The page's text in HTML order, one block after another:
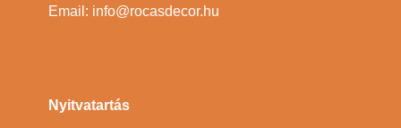
Email: info@rocasdecor.hu
Nyitvatartás